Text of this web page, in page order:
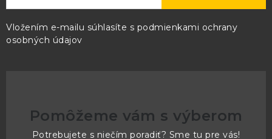
Vložením e-mailu súhlasíte s podmienkami ochrany
osobných údajov
Pomôžeme vám s výberom
Potrebujete s niečím poradiť? Sme tu pre vás!